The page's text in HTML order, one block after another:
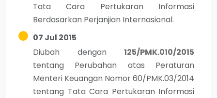
Tata Cara Pertukaran Informasi
Berdasarkan Perjanjian Internasional.
07 Jul 2015
Diubah dengan
125/PMK.010/2015
tentang Perubahan atas Peraturan
Menteri Keuangan Nomor 60/PMK.03/2014
tentang Tata Cara Pertukaran Informasi